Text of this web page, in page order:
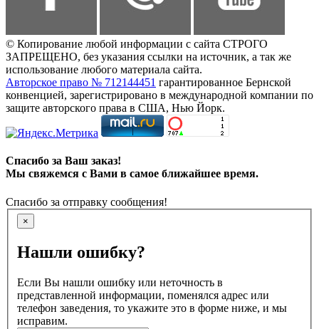
© Копирование любой информации с сайта СТРОГО
ЗАПРЕЩЕНО, без указания ссылки на источник, а так же
использование любого материала сайта.
Авторское право № 712144451 гарантированное Бернской
конвенцией, зарегистрировано в международной компании по
защите авторского права в США, Нью Йорк.
Спасибо за Ваш заказ!
Мы свяжемся с Вами в самое ближайшее время.
Спасибо за отправку сообщения!
×
Нашли ошибку?
Если Вы нашли ошибку или неточность в
представленной информации, поменялся адрес или
телефон заведения, то укажите это в форме ниже, и мы
исправим.